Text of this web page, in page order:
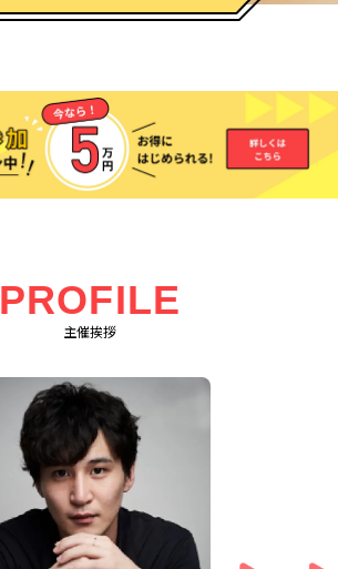
PROFILE
主催挨拶